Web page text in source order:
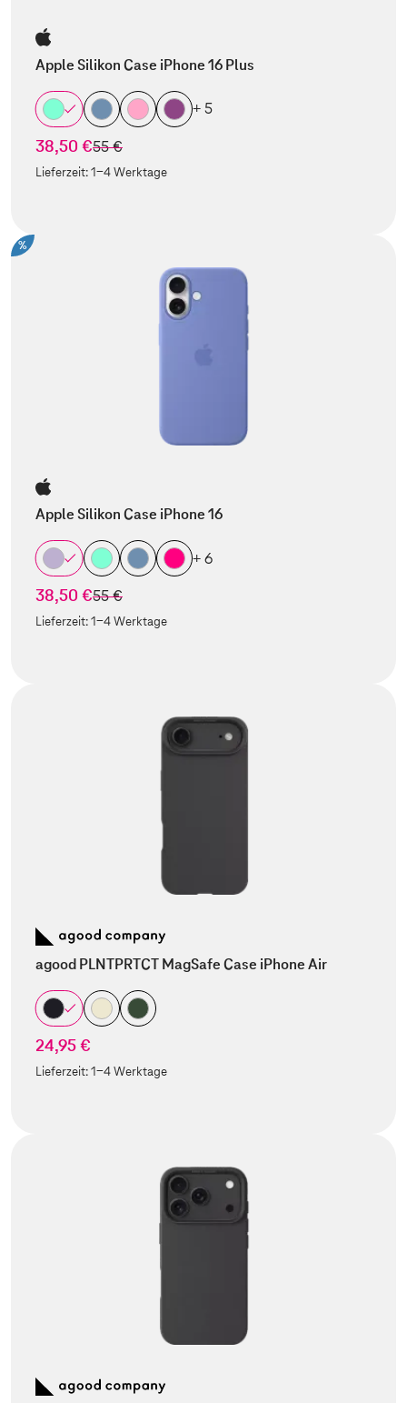
Apple Silikon Case iPhone 16 Plus
+ 5
38,50 €statt
55 €
Lieferzeit:1-4 Werktage
%
Apple Silikon Case iPhone 16
+ 6
38,50 €statt
55 €
Lieferzeit:1-4 Werktage
agood PLNTPRTCT MagSafe Case iPhone Air
24,95 €
Lieferzeit:1-4 Werktage